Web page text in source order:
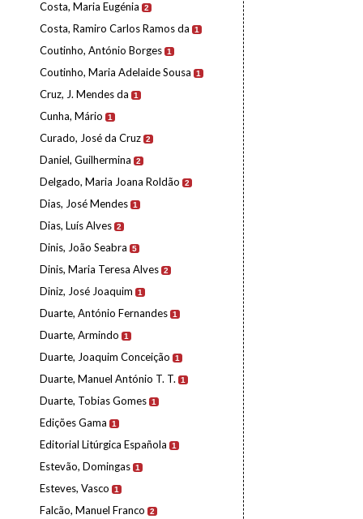
Costa, Maria Eugénia 2
Costa, Ramiro Carlos Ramos da 1
Coutinho, António Borges 1
Coutinho, Maria Adelaide Sousa 1
Cruz, J. Mendes da 1
Cunha, Mário 1
Curado, José da Cruz 2
Daniel, Guilhermina 2
Delgado, Maria Joana Roldão 2
Dias, José Mendes 1
Dias, Luís Alves 2
Dinis, João Seabra 5
Dinis, Maria Teresa Alves 2
Diniz, José Joaquim 1
Duarte, António Fernandes 1
Duarte, Armindo 1
Duarte, Joaquim Conceição 1
Duarte, Manuel António T. T. 1
Duarte, Tobias Gomes 1
Edições Gama 1
Editorial Litúrgica Española 1
Estevão, Domingas 1
Esteves, Vasco 1
Falcão, Manuel Franco 2